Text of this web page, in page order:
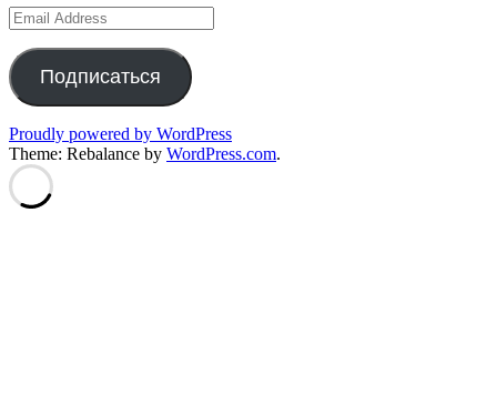
Email
Address
Подписаться
Proudly powered by WordPress
Theme: Rebalance by WordPress.com.